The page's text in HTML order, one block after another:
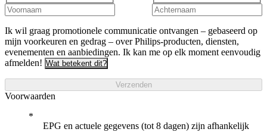
Ik wil graag promotionele communicatie ontvangen – gebaseerd op
mijn voorkeuren en gedrag – over Philips-producten, diensten,
evenementen en aanbiedingen. Ik kan me op elk moment eenvoudig
afmelden! Wat betekent dit?
Verzenden
Voorwaarden
EPG en actuele gegevens (tot 8 dagen) zijn afhankelijk